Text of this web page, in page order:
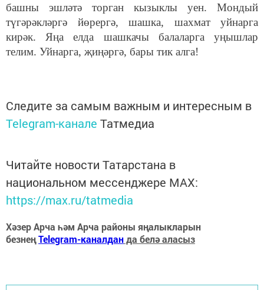
башны эшләтә торган кызыклы уен. Мондый
түгәрәкләргә йөрергә, шашка, шахмат уйнарга
кирәк. Яңа елда шашкачы балаларга уңышлар
телим. Уйнарга, җиңәргә, бары тик алга!
Следите за самым важным и интересным в
Telegram-канале Татмедиа
Читайте новости Татарстана в
национальном мессенджере MАХ:
https://max.ru/tatmedia
Хәзер Арча һәм Арча районы яңалыкларын
безнеңTelegram-каналданда белә аласыз